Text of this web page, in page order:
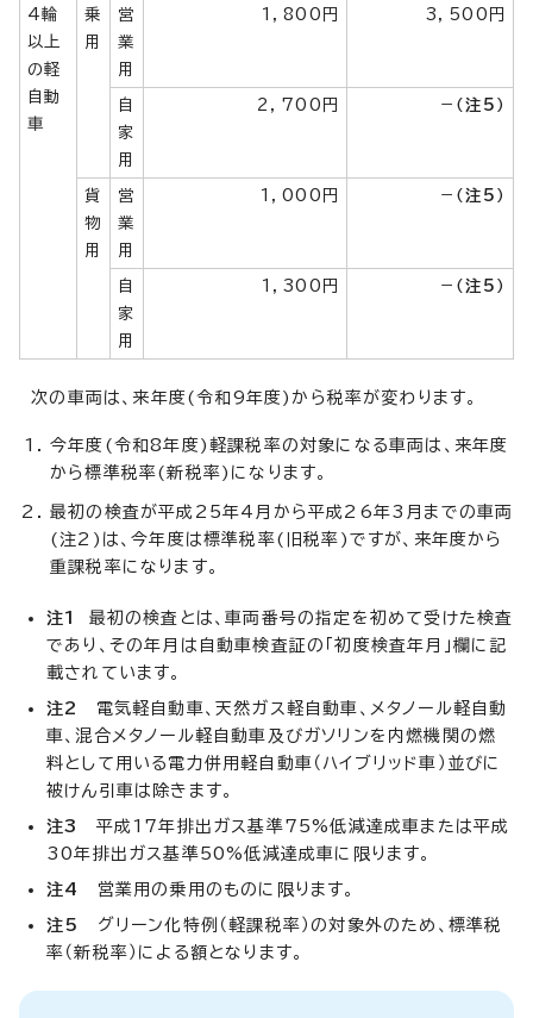
4輪
以上
の軽
自動
車
乗
用
営
業
用
1，800円 3，500円
自
家
用
2，700円 － （注5）
貨
物
用
営
業
用
1，000円 － （注5）
自
家
用
1，300円 － （注5）
次の車両は、来年度(令和9年度)から税率が変わります。
今年度(令和8年度)軽課税率の対象になる車両は、来年度
から標準税率(新税率)になります。
最初の検査が平成25年4月から平成26年3月までの車両
(注2)は、今年度は標準税率(旧税率)ですが、来年度から
重課税率になります。
注1
最初の検査とは、車両番号の指定を初めて受けた検査
であり、その年月は自動車検査証の「初度検査年月」欄に記
載されています。
注2
電気軽自動車、天然ガス軽自動車、メタノール軽自動
車、混合メタノール軽自動車及びガソリンを内燃機関の燃
料として用いる電力併用軽自動車（ハイブリッド車）並びに
被けん引車は除きます。
注3
平成17年排出ガス基準75%低減達成車または平成
30年排出ガス基準50%低減達成車に限ります。
注4 営業用の乗用のものに限ります。
注5 グリーン化特例（軽課税率）の対象外のため、標準税
率（新税率）による額となります。